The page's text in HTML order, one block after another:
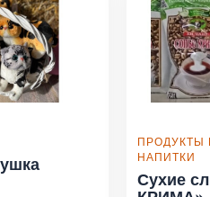
ПРОДУКТЫ
НАПИТКИ
Сухие